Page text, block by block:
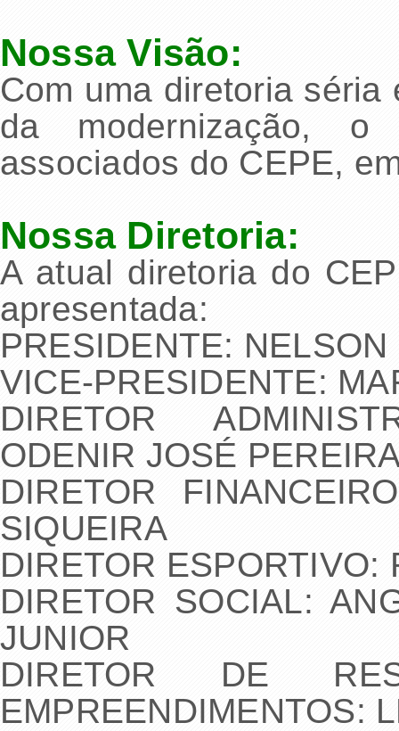
Nossa Visão:
Com uma diretoria
da modernização,
associados do CEPE,
Nossa Diretoria:
A atual diretoria do
apresentada:
PRESIDENTE:
VICE-PRESIDENTE:
DIRETOR
ODENIR JOSÉ
DIRETOR
SIQUEIRA
DIRETOR ESPORTIVO:
DIRETOR SOCIAL:
JUNIOR
DIRETOR DE
EMPREENDIMENTOS: